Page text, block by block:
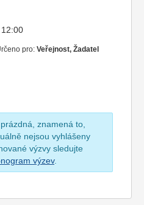
pro: Veřejnost, Žadatel
znamená to,
nejsou vyhlášeny
výzvy sledujte
výzev.